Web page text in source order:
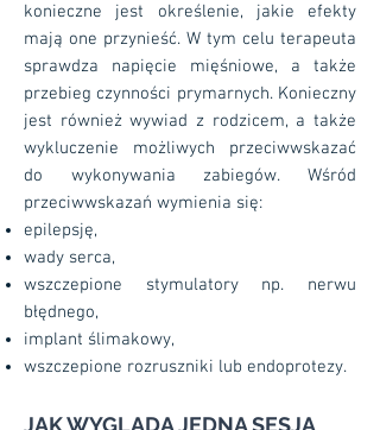
konieczne jest określenie, jakie efekty
mają one przynieść. W tym celu terapeuta
sprawdza napięcie mięśniowe, a także
przebieg czynności prymarnych. Konieczny
jest również wywiad z rodzicem, a także
wykluczenie możliwych przeciwwskazać
do wykonywania zabiegów. Wśród
przeciwwskazań wymienia się:
epilepsję,
wady serca,
wszczepione stymulatory np. nerwu
błędnego,
implant ślimakowy,
wszczepione rozruszniki lub endoprotezy.
JAK WYGLĄDA JEDNA SESJA